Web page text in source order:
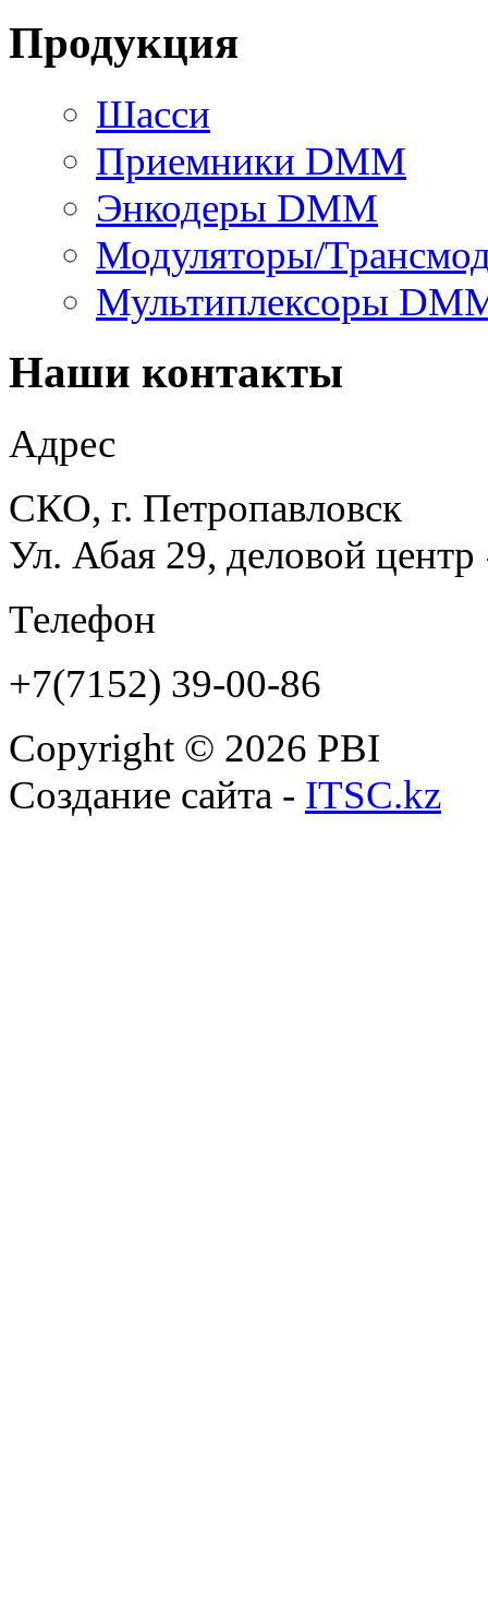
Продукция
Шасси
Приемники DMM
Энкодеры DMM
Модуляторы/
Мультиплексоры
Наши контакты
Адрес
СКО, г. Петропавловск
Ул. Абая 29, деловой
Телефон
+7(7152) 39-00-86
Copyright © 2026 PBI
Создание сайта - ITSC.kz